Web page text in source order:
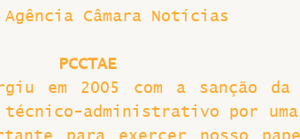
Câmara Notícias
PCCTAE
em 2005 com a sanção da
administrativo por